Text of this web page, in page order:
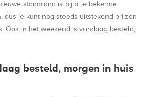
standaard is bij alle bekende
dus je kunt nog steeds uitstekend prijzen
Ook in het weekend is vandaag besteld,
besteld, morgen in huis